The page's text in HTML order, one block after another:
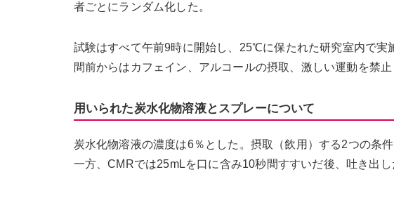
者ごとにランダム化した。
試験はすべて午前9時に開始し、25℃に保たれた研究室内で
間前からはカフェイン、アルコールの摂取、激しい運動を禁止
用いられた炭水化物溶液とスプレーについて
炭水化物溶液の濃度は6％とした。摂取（飲用）する2つの条
一方、CMRでは25mLを口に含み10秒間すすいだ後、吐き出し